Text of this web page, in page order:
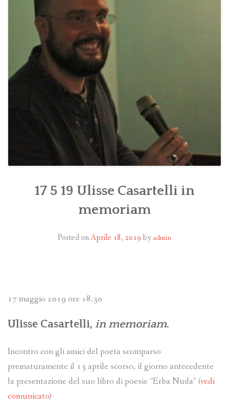
PROGRAMMI MENSILI ED EVENTI
17 5 19 Ulisse Casartelli in
memoriam
Posted onAprile 18, 2019by admin
17 maggio 2019 ore 18.30
Ulisse Casartelli, in memoriam.
Incontro con gli amici del poeta scomparso
prematuramente il 13 aprile scorso, il giorno antecedente
la presentazione del suo libro di poesie “Erba Nuda” (vedi
comunicato)